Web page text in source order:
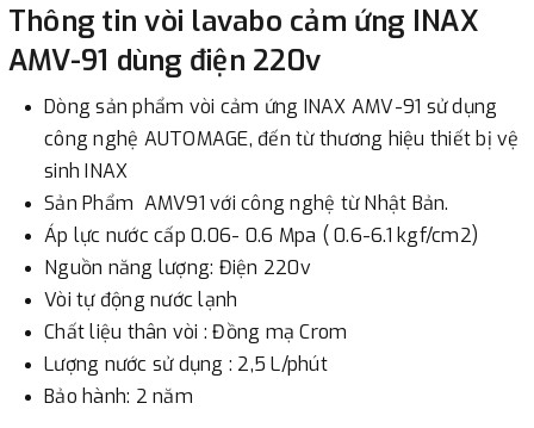
- Showroom Thanh HươngĐịa chỉ : 23 phố Cát Linh,
phường Cát Linh, quận Đống Đa, Hà Nội.
3. Chuyển khoản qua ngân hàng
- Nếu địa điểm giao hàng khác với địa điểm thanh toán
hoặc với những đơn đặt hàng ngoài nội thành Hà Nội.
Chúng tôi sẽ thu tiền trước 100% giá trị hàng + phí vận
chuyển theo cước phí tính trong chính sách vận chuyển
bằng phương thức chuyển khoản trước khi giao hàng.
- Sau khi có thông tin xác thực đã chuyển tiền của quý
khách, chúng tôi sẽ thực hiện đơn hàng theo yêu cầu.
Thông tin vòi lavabo cảm ứng INAX
AMV-91 dùng điện 220v
Dòng sản phẩm vòi cảm ứng INAX AMV-91 sử dụng
công nghệ AUTOMAGE, đến từ thương hiệu thiết bị vệ
sinh INAX
Sản Phẩm AMV91 với công nghệ từ Nhật Bản.
Áp lực nước cấp 0.06- 0.6 Mpa ( 0.6-6.1 kgf/cm2)
Nguồn năng lượng: Điện 220v
Vòi tự động nước lạnh
Chất liệu thân vòi : Đồng mạ Crom
Lượng nước sử dụng : 2,5 L/phút
Bảo hành: 2 năm